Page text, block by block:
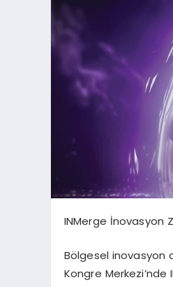
INMerge İnovasyon
Bölgesel inovasyon
Kongre